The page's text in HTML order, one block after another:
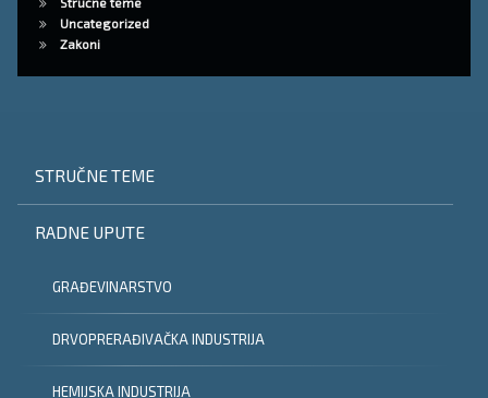
Uncategorized
Zakoni
STRUČNE TEME
RADNE UPUTE
GRAĐEVINARSTVO
DRVOPRERAĐIVAČKA INDUSTRIJA
HEMIJSKA INDUSTRIJA